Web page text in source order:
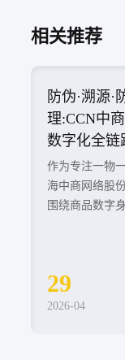
相关推荐
营销·IP授权管
物一码构建商品
化领域的服务企业，上
简称“CCN中商”）持续
成覆盖防伪、溯源、防